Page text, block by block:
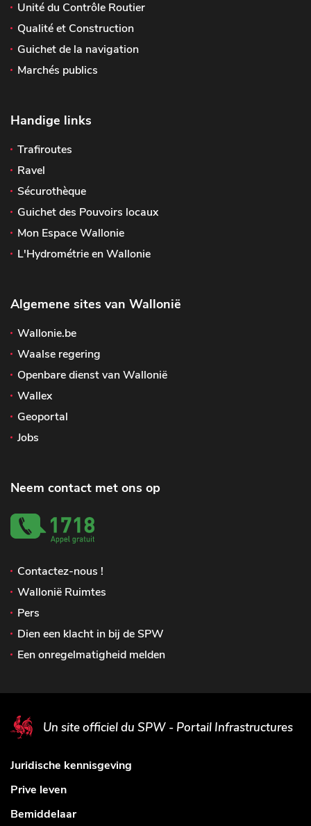
Unité du Contrôle Routier
Qualité et Construction
Guichet de la navigation
Marchés publics
Handige links
Trafiroutes
Ravel
Sécurothèque
Guichet des Pouvoirs locaux
Mon Espace Wallonie
L'Hydrométrie en Wallonie
Algemene sites van Wallonië
Wallonie.be
Waalse regering
Openbare dienst van Wallonië
Wallex
Geoportal
Jobs
Neem contact met ons op
Contactez-nous !
Wallonië Ruimtes
Pers
Dien een klacht in bij de SPW
Een onregelmatigheid melden
Un site officiel du SPW - Portail Infrastructures
Juridische kennisgeving
Prive leven
Bemiddelaar